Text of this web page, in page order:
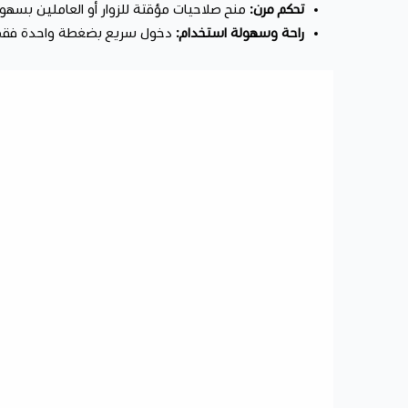
تحكم مرن: منح صلاحيات مؤقتة للزوار أو العاملين
راحة وسهولة استخدام: دخول سريع بضغطة واحدة